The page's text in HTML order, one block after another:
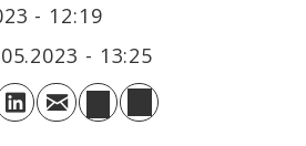
- 12:19
- 13:25